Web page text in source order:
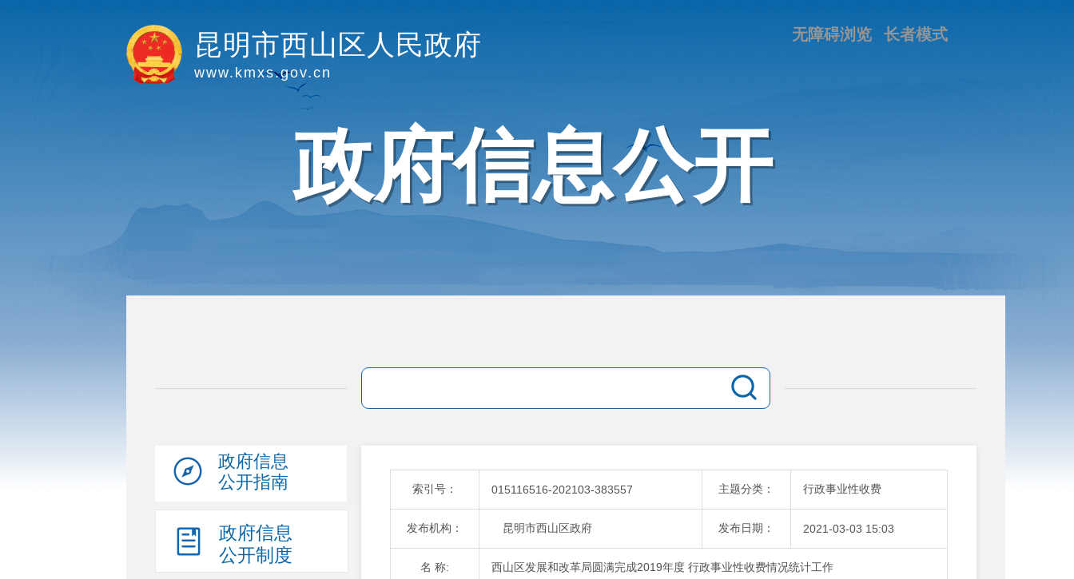
昆明市西山区人民政府
www.kmxs.gov.cn
长者模式
无障碍浏览
政府信息公开
政府信息
公开指南
政府信息
公开制度
索引号： 015116516-202103-383557 主题分类： 行政事业性收费
发布机构： 昆明市西山区政府 发布日期： 2021-03-03 15:03
名 称: 西山区发展和改革局圆满完成2019年度 行政事业性收费情况统计工作